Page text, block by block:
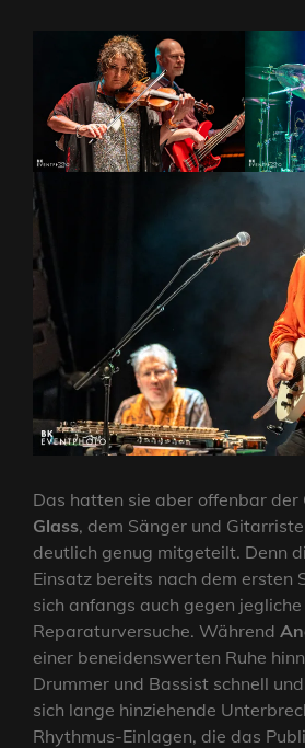
Das hatten sie aber offenbar der
Glass, dem Sänger und
deutlich genug mitgeteilt. Denn
Einsatz bereits nach dem ersten
sich anfangs auch gegen jegliche
Reparaturversuche. Während
einer beneidenswerten Ruhe
Drummer und Bassist schnell
sich lange hinziehende
Rhythmus-Einlagen, die das